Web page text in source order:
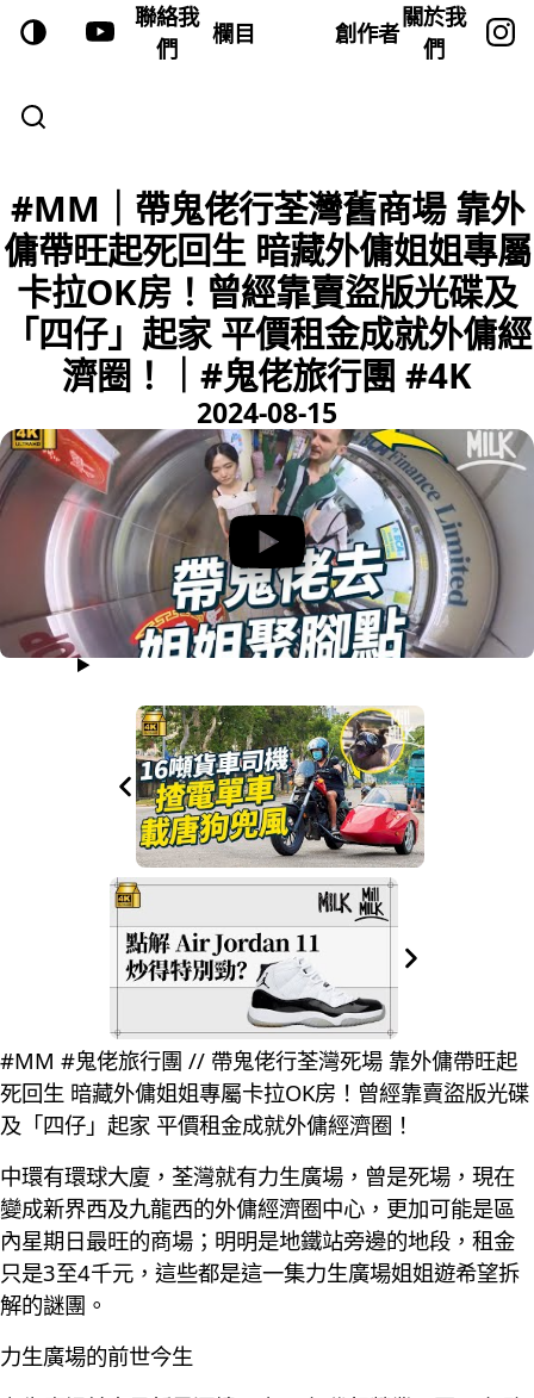
聯絡我
們
欄目 創作者
關於我
們
#MM｜帶鬼佬行荃灣舊商場 靠外
傭帶旺起死回生 暗藏外傭姐姐專屬
卡拉OK房！曾經靠賣盜版光碟及
「四仔」起家 平價租金成就外傭經
濟圈！｜#鬼佬旅行團 #4K
2024-08-15
#MM #鬼佬旅行團 // 帶鬼佬行荃灣死場 靠外傭帶旺起
死回生 暗藏外傭姐姐專屬卡拉OK房！曾經靠賣盜版光碟
及「四仔」起家 平價租金成就外傭經濟圈！
中環有環球大廈，荃灣就有力生廣場，曾是死場，現在
變成新界西及九龍西的外傭經濟圈中心，更加可能是區
內星期日最旺的商場；明明是地鐵站旁邊的地段，租金
只是3至4千元，這些都是這一集力生廣場姐姐遊希望拆
解的謎團。
力生廣場的前世今生